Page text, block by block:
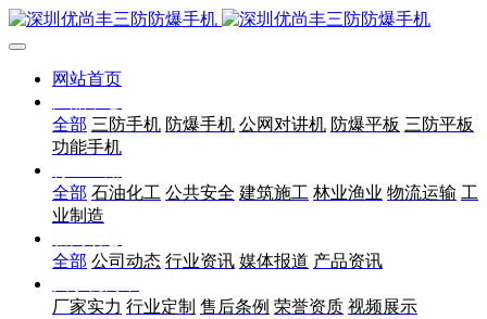
网站首页
全部 三防手机 防爆手机 公网对讲机 防爆平板 三防平板
功能手机
全部 石油化工 公共安全 建筑施工 林业渔业 物流运输 工
业制造
全部 公司动态 行业资讯 媒体报道 产品资讯
厂家实力 行业定制 售后条例 荣誉资质 视频展示